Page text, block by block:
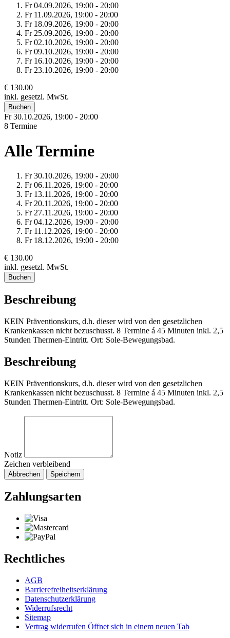
Fr 04.09.2026, 19:00 - 20:00
Fr 11.09.2026, 19:00 - 20:00
Fr 18.09.2026, 19:00 - 20:00
Fr 25.09.2026, 19:00 - 20:00
Fr 02.10.2026, 19:00 - 20:00
Fr 09.10.2026, 19:00 - 20:00
Fr 16.10.2026, 19:00 - 20:00
Fr 23.10.2026, 19:00 - 20:00
€ 130.00
inkl. gesetzl. MwSt.
Buchen
Fr 30.10.2026, 19:00 - 20:00
8 Termine
Alle Termine
Fr 30.10.2026, 19:00 - 20:00
Fr 06.11.2026, 19:00 - 20:00
Fr 13.11.2026, 19:00 - 20:00
Fr 20.11.2026, 19:00 - 20:00
Fr 27.11.2026, 19:00 - 20:00
Fr 04.12.2026, 19:00 - 20:00
Fr 11.12.2026, 19:00 - 20:00
Fr 18.12.2026, 19:00 - 20:00
€ 130.00
inkl. gesetzl. MwSt.
Buchen
Beschreibung
KEIN Präventionskurs, d.h. dieser wird von den gesetzlichen
Krankenkassen nicht bezuschusst. 8 Termine á 45 Minuten inkl. 2,5
Stunden Thermen-Eintritt. Ort: Sole-Bewegungsbad.
Beschreibung
KEIN Präventionskurs, d.h. dieser wird von den gesetzlichen
Krankenkassen nicht bezuschusst. 8 Termine á 45 Minuten inkl. 2,5
Stunden Thermen-Eintritt. Ort: Sole-Bewegungsbad.
Notiz
Zeichen verbleibend
Abbrechen Speichern
Zahlungsarten
Rechtliches
AGB
Barrierefreiheitserklärung
Datenschutzerklärung
Widerrufsrecht
Sitemap
Vertrag widerrufen Öffnet sich in einem neuen Tab